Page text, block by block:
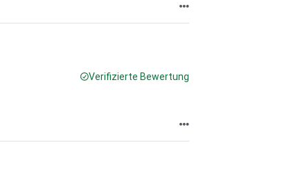
Verifizierte Bewertung